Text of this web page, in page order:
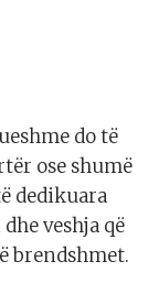
do të
ose shumë
dedikuara
veshja që
brendshmet.